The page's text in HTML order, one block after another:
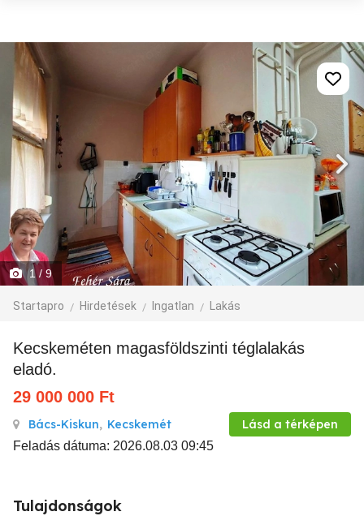
1/ 9
Startapro Hirdetések Ingatlan Lakás
Kecskeméten magasföldszinti téglalakás
eladó.
29 000 000 Ft
Bács-Kiskun, Kecskemét Lásd a térképen
Feladás dátuma: 2026.08.03 09:45
Tulajdonságok